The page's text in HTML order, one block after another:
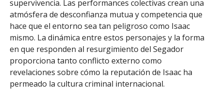
supervivencia. Las performances colectivas crean una
atmósfera de desconfianza mutua y competencia que
hace que el entorno sea tan peligroso como Isaac
mismo. La dinámica entre estos personajes y la forma
en que responden al resurgimiento del Segador
proporciona tanto conflicto externo como
revelaciones sobre cómo la reputación de Isaac ha
permeado la cultura criminal internacional.